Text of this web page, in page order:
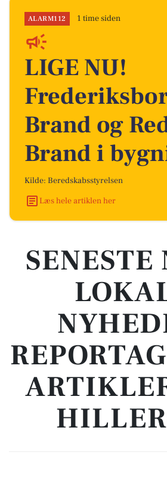
ALARM112 1 time siden
LIGE NU!
Brand og
Brand i
Kilde: Beredskabsstyrelsen
Læs hele artiklen her
SENESTE